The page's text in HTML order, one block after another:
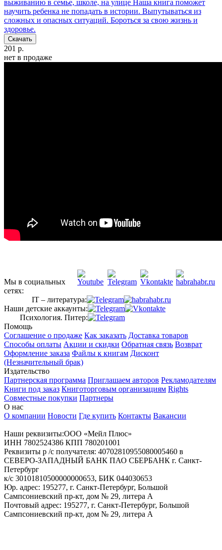
выживанию в семье, школе, на улице Наша книга поможет
научить ребенка не попадать в истории. Выпутываться из
сложных и опасных ситуаций. Бороться за свою жизнь и
здоровье.
Скачать
201 р.
нет в продаже
Мы в социальных
сетях:
IT – литература:
Наши детские аккаунты:
Психология. Питер:
Помощь
Соглашение о продаже Как заказать Доставка товаров
Способы оплаты Акции и скидки Обратная связь Возврат
Оформление заказа Файлы к книгам Дисконт
(Незначительный брак)
Издательство
Партнерская программа Приглашаем авторов Рекламодателям
Книги под заказ Книготорговым организациям Rights
Совместные покупки Партнеры
О нас
О компании Новости Где купить Контакты Вакансии
Наши реквизиты:ООО «Мейл Плюс»
ИНН 7802524386 КПП 780201001
Реквизиты р /с получателя: 40702810955080005460 в
СЕВЕРО-ЗАПАДНЫЙ БАНК ПАО СБЕРБАНК г. Санкт-
Петербург
к/с 30101810500000000653, БИК 044030653
Юр. адрес: 195277, г. Санкт-Петербург, Большой
Сампсониевский пр-кт, дом № 29, литера А
Почтовый адрес: 195277, г. Санкт-Петербург, Большой
Сампсониевский пр-кт, дом № 29, литера А